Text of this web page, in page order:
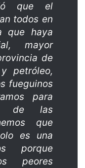
que el
todos en
que haya
mayor
de
petróleo,
fueguinos
para
de las
que
es una
porque
peores